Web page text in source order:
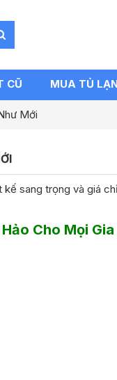
CŨ MUA TỦ
Mới
sang trọng và giá
Cho Mọi